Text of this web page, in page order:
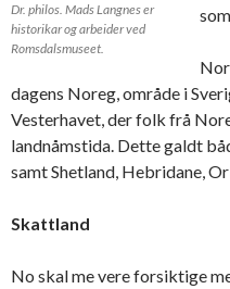
Dr. philos. Mads Langnes er
historikar og arbeider ved
Romsdalsmuseet.
dagens Noreg, område i
Vesterhavet, der folk frå
landnåmstida. Dette galdt
samt Shetland, Hebridane,
Skattland
No skal me vere forsiktige